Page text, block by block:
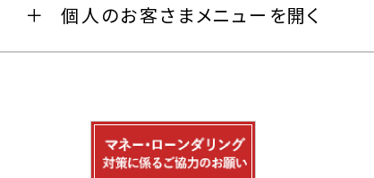
個人のお客さまメニューを開く